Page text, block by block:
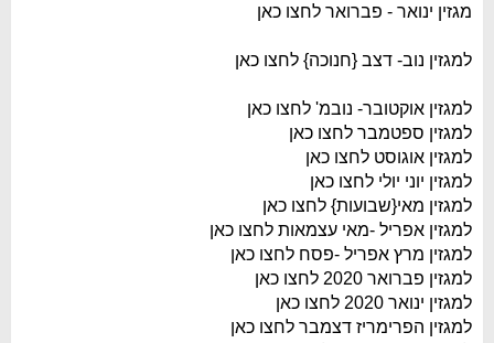
מגזין ינואר - פברואר לחצו כאן
למגזין נוב- דצב {חנוכה} לחצו כאן
למגזין אוקטובר- נובמ' לחצו כאן
למגזין ספטמבר לחצו כאן
למגזין אוגוסט לחצו כאן
למגזין יוני יולי לחצו כאן
למגזין מאי{שבועות} לחצו כאן
למגזין אפריל -מאי עצמאות לחצו כאן
למגזין מרץ אפריל -פסח לחצו כאן
למגזין פברואר 2020 לחצו כאן
למגזין ינואר 2020 לחצו כאן
למגזין הפרימריז דצמבר לחצו כאן